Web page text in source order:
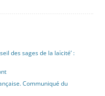
des sages de la laïcité’ :
Communiqué du